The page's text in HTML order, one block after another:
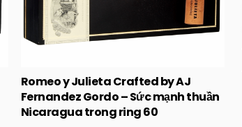
Romeo y Julieta Crafted by AJ
Fernandez Gordo – Sức mạnh thuần
Nicaragua trong ring 60